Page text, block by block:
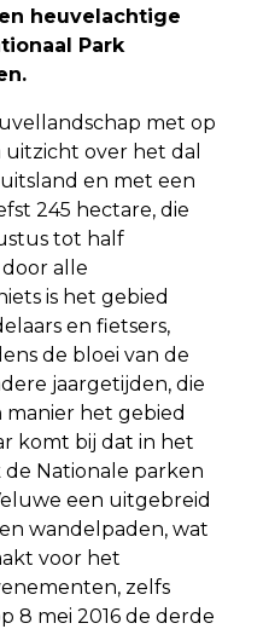
heuvelachtige
Park
met op
over het dal
en met een
245 hectare, die
tot half
alle
is het gebied
en fietsers,
de bloei van de
jaargetijden, die
het gebied
komt bij dat in het
Nationale parken
een uitgebreid
wandelpaden, wat
voor het
zelfs
8 mei 2016 de derde